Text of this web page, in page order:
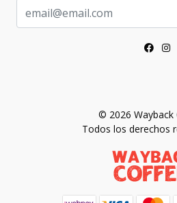
© 2026 Wayback
Todos los derechos